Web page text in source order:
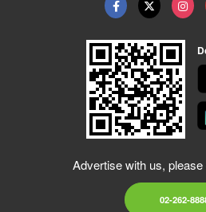
Advertise with us,
02-262-